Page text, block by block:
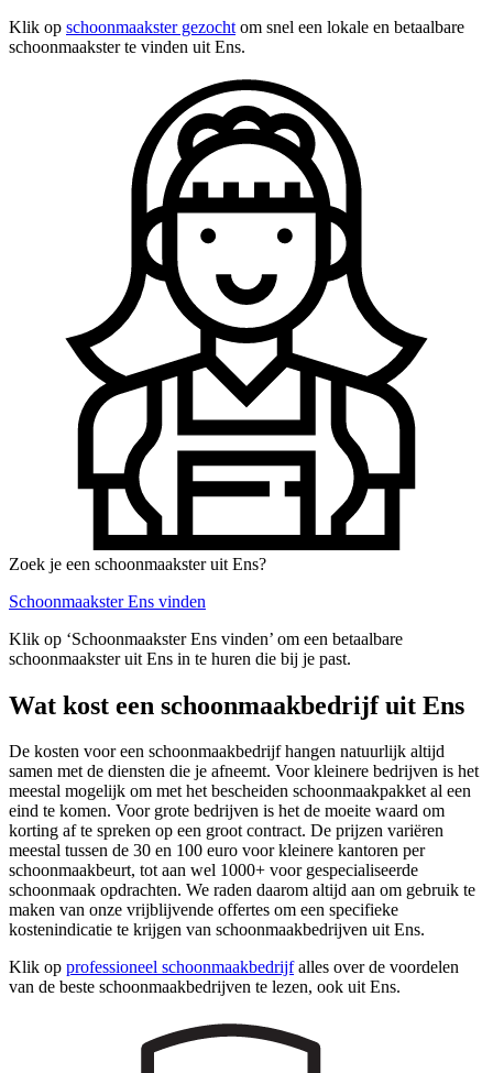
Klik op schoonmaakster gezocht om snel een lokale en betaalbare
schoonmaakster te vinden uit Ens.
Zoek je een schoonmaakster uit Ens?
Schoonmaakster Ens vinden
Klik op ‘Schoonmaakster Ens vinden’ om een betaalbare
schoonmaakster uit Ens in te huren die bij je past.
Wat kost een schoonmaakbedrijf uit Ens
De kosten voor een schoonmaakbedrijf hangen natuurlijk altijd
samen met de diensten die je afneemt. Voor kleinere bedrijven is het
meestal mogelijk om met het bescheiden schoonmaakpakket al een
eind te komen. Voor grote bedrijven is het de moeite waard om
korting af te spreken op een groot contract. De prijzen variëren
meestal tussen de 30 en 100 euro voor kleinere kantoren per
schoonmaakbeurt, tot aan wel 1000+ voor gespecialiseerde
schoonmaak opdrachten. We raden daarom altijd aan om gebruik te
maken van onze vrijblijvende offertes om een specifieke
kostenindicatie te krijgen van schoonmaakbedrijven uit Ens.
Klik op professioneel schoonmaakbedrijfalles over de voordelen
van de beste schoonmaakbedrijven te lezen, ook uit Ens.